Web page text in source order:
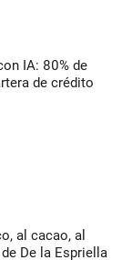
IA: 80% de
de crédito
al cacao, al
De la Espriella